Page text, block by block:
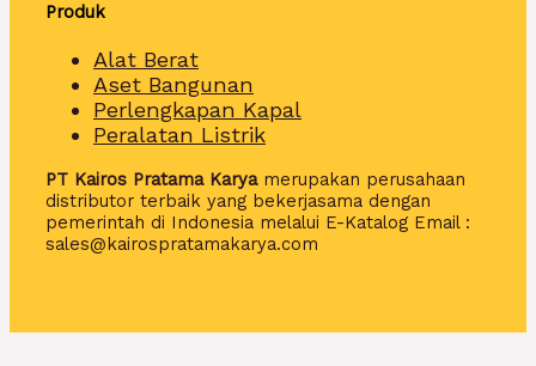
Produk
Alat Berat
Aset Bangunan
Perlengkapan Kapal
Peralatan Listrik
PT Kairos Pratama Karyamerupakan perusahaan
distributor terbaik yang bekerjasama dengan
pemerintah di Indonesia melalui E-Katalog Email :
sales@kairospratamakarya.com